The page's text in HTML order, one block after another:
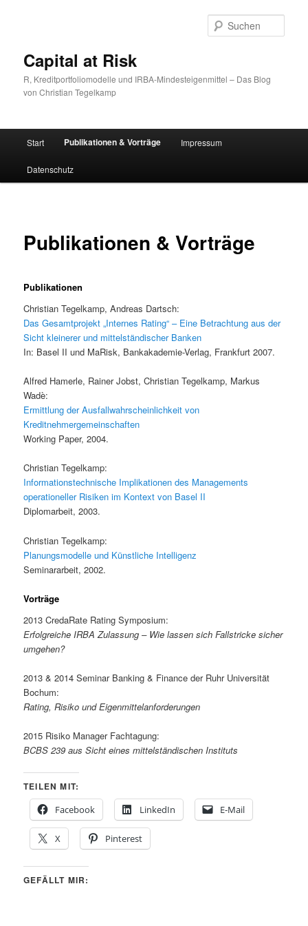
Capital at Risk
R, Kreditportfoliomodelle und IRBA-Mindesteigenmittel – Das Blog
von Christian Tegelkamp
Start Publikationen & Vorträge Impressum
Datenschutz
Publikationen & Vorträge
Publikationen
Christian Tegelkamp, Andreas Dartsch:
Das Gesamtprojekt „Internes Rating“ – Eine Betrachtung aus der
Sicht kleinerer und mittelständischer Banken
In: Basel II und MaRisk, Bankakademie-Verlag, Frankfurt 2007.
Alfred Hamerle, Rainer Jobst, Christian Tegelkamp, Markus
Wadè:
Ermittlung der Ausfallwahrscheinlichkeit von
Kreditnehmergemeinschaften
Working Paper, 2004.
Christian Tegelkamp:
Informationstechnische Implikationen des Managements
operationeller Risiken im Kontext von Basel II
Diplomarbeit, 2003.
Christian Tegelkamp:
Planungsmodelle und Künstliche Intelligenz
Seminararbeit, 2002.
Vorträge
2013 CredaRate Rating Symposium:
Erfolgreiche IRBA Zulassung – Wie lassen sich Fallstricke sicher
umgehen?
2013 & 2014 Seminar Banking & Finance der Ruhr Universität
Bochum:
Rating, Risiko und Eigenmittelanforderungen
2015 Risiko Manager Fachtagung:
BCBS 239 aus Sicht eines mittelständischen Instituts
TEILEN MIT:
Facebook
LinkedIn E-Mail
X Pinterest
GEFÄLLT MIR: